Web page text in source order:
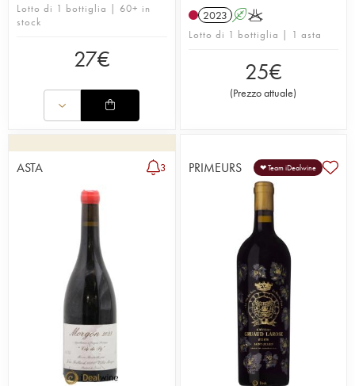
Lotto di 1 bottiglia | 60+ in
stock
27€
2023 AK
Lotto di 1 bottiglia | 1 asta
25€
(Prezzo attuale)
ASTA 3 PRIMEURS ❤ Team iDealwine